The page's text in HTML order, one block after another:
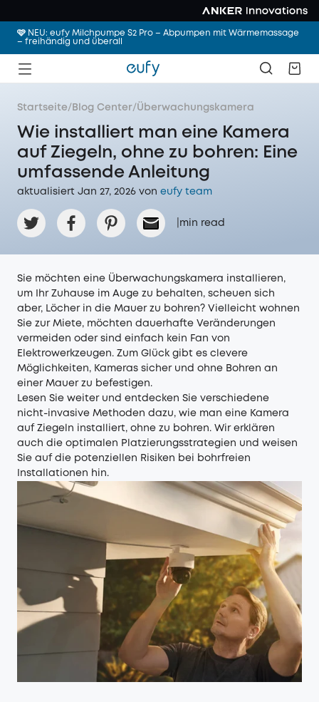
🩷 NEU: eufy Milchpumpe S2 Pro – Abpumpen mit Wärmemassage
– freihändig und überall
Startseite/ Blog Center/Überwachungskamera
Wie installiert man eine Kamera
auf Ziegeln, ohne zu bohren: Eine
umfassende Anleitung
aktualisiert Jan 27, 2026 von eufy team
min read
Sie möchten eine Überwachungskamera installieren,
um Ihr Zuhause im Auge zu behalten, scheuen sich
aber, Löcher in die Mauer zu bohren? Vielleicht wohnen
Sie zur Miete, möchten dauerhafte Veränderungen
vermeiden oder sind einfach kein Fan von
Elektrowerkzeugen. Zum Glück gibt es clevere
Möglichkeiten, Kameras sicher und ohne Bohren an
einer Mauer zu befestigen.
Lesen Sie weiter und entdecken Sie verschiedene
nicht-invasive Methoden dazu, wie man eine Kamera
auf Ziegeln installiert, ohne zu bohren. Wir erklären
auch die optimalen Platzierungsstrategien und weisen
Sie auf die potenziellen Risiken bei bohrfreien
Installationen hin.